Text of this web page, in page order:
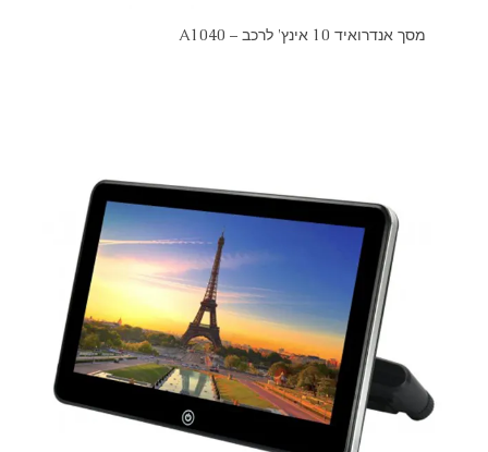
מסך אנדרואיד 10 אינץ' לרכב – A1040